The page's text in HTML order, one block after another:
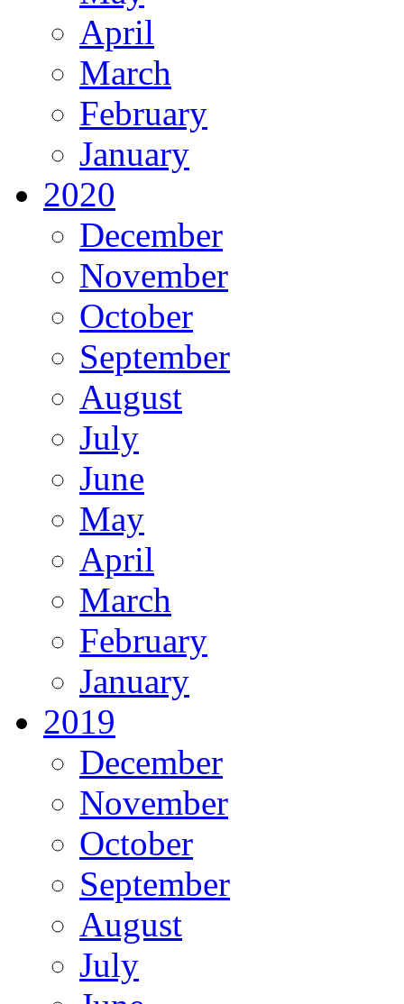
April
March
February
January
2020
December
November
October
September
August
July
June
May
April
March
February
January
2019
December
November
October
September
August
July